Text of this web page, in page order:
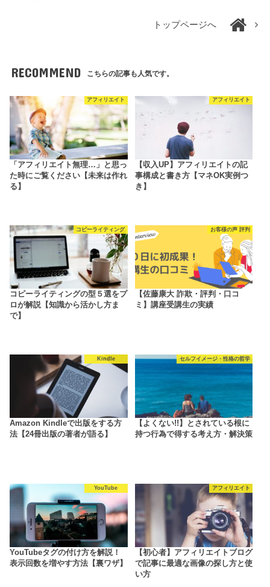
トップページへ
RECOMMEND こちらの記事も人気です。
アフィリエイト
「アフィリエイト無理…」と思っ
た時にご覧ください【未来は作れ
る】
アフィリエイト
【収入UP】アフィリエイトの記
事構成と書き方【マネOK実例つ
き】
コピーライティング
コピーライティングの型５選をプ
ロが解説【知識から活かし方ま
で】
お客様の声 評判
【佐藤康大 詐欺・評判・口コ
ミ】講座受講生の実績
Kindle
Amazon Kindleで出版をする方
法【24冊出版の著者が語る】
セルフイメージ・性格の哲学
【よくない!!】とされている根に
持つ行為で得する考え方・解決策
YouTube
YouTubeタグの付け方を解説！
表示回数を増やす方法【裏ワザ】
アフィリエイト
【初心者】アフィリエイトブログ
で記事に最適な画像の探し方と使
い方